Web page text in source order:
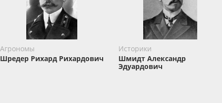
Агрономы
Шредер Рихард Рихардович
Историки
Шмидт Александр
Эдуардович